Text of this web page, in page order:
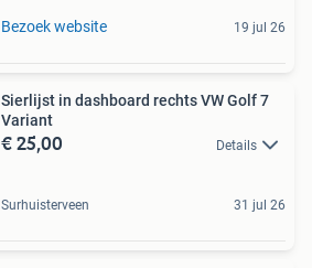
Bezoek website 19 jul 26
Sierlijst in dashboard rechts VW Golf 7
Variant
€ 25,00 Details
Surhuisterveen 31 jul 26